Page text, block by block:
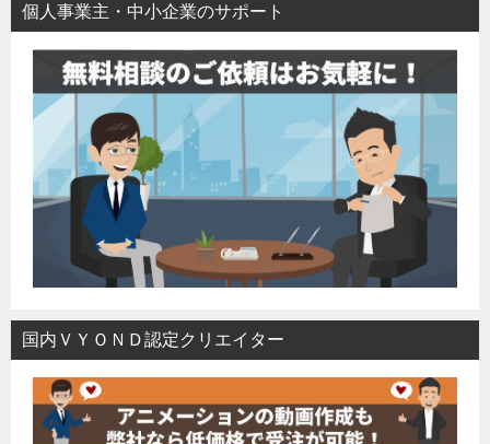
個人事業主・中小企業のサポート
国内ＶＹＯＮＤ認定クリエイター